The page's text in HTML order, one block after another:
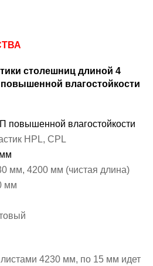
столешниц длиной 4
влагостойкости
повышенной влагостойкости
HPL, CPL
мм, 4200 мм (чистая длина)
мм
4230 мм, по 15 мм идет